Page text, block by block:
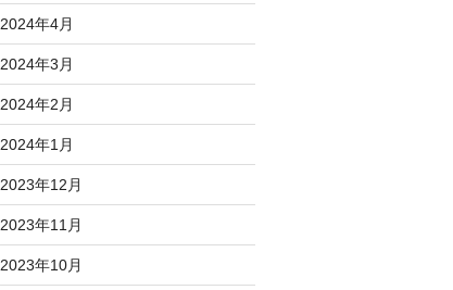
2024年4月
2024年3月
2024年2月
2024年1月
2023年12月
2023年11月
2023年10月